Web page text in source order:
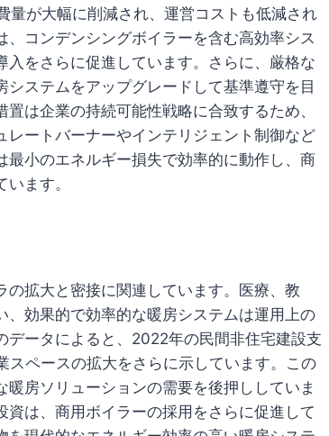
が大幅に削減され、運営コストも低減され
コンデンシングボイラーを含む高効率シス
をさらに促進しています。さらに、厳格な
ステムをアップグレードして基準遵守を目
は企業の持続可能性戦略に合致するため、
ートバーナーやインテリジェント制御など
小のエネルギー損失で効率的に動作し、商
ます。
拡大と密接に関連しています。医療、教
効果的で効率的な暖房システムは運用上の
ータによると、2022年の民間非住宅建設支
ペースの拡大をさらに示しています。この
房ソリューションの需要を後押ししていま
は、商用ボイラーの採用をさらに促進して